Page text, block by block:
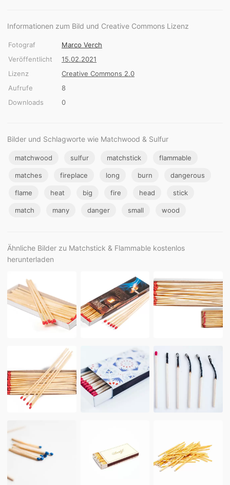
Informationen zum Bild und Creative Commons Lizenz
Fotograf
Marco Verch
Veröffentlicht
15.02.2021
Lizenz
Creative Commons 2.0
Aufrufe
8
Downloads
0
Bilder und Schlagworte wie Matchwood & Sulfur
matchwood sulfur matchstick flammable
matches fireplace long burn dangerous
flame heat big fire head stick
match many danger small wood
Ähnliche Bilder zu Matchstick & Flammable kostenlos
herunterladen